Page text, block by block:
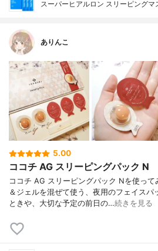
スーパーヒアルロン スリーピングマ
ありんこ
5.00
ココチ AG スリーピングパック N
ココチ AG スリーピングパック Nを使っ
＆ジェルを混ぜて使う、夜用のフェイスパ
ときや、大切な予定の前日の…続きを見る